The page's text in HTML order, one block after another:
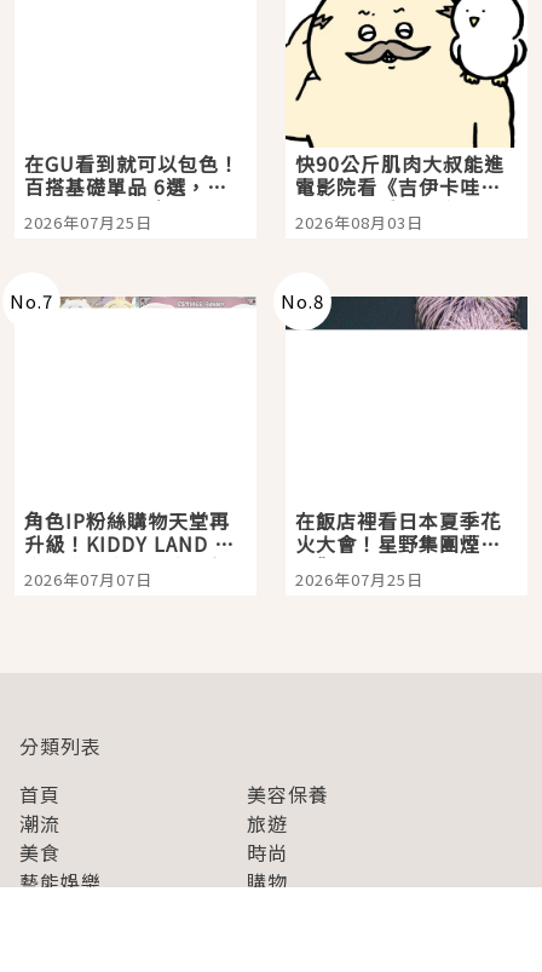
在GU看到就可以包色！
百搭基礎單品 6選，閉
眼全收也不心疼
2026年07月25日
快90公斤肌肉大叔能進
電影院看《吉伊卡哇》
嗎？日本重金屬樂團
「打首」會長與nagano
2026年08月03日
No.7
角色IP粉絲購物天堂再
升級！KIDDY LAND 原
宿店吉伊卡哇迎客，新
開幕 OMOKADO 店3分
2026年07月07日
No.8
在飯店裡看日本夏季花
火大會！星野集團煙火
景觀飯店6選，讓你不用
人擠人悠閒欣賞
2026年07月25日
分類列表
首頁
美容保養
潮流
旅遊
美食
時尚
藝能娛樂
購物